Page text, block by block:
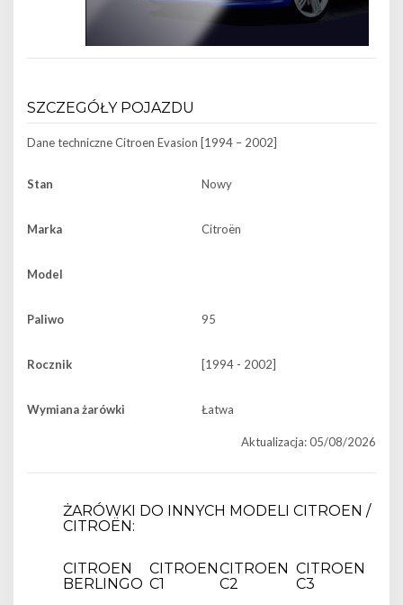
SZCZEGÓŁY POJAZDU
Dane techniczneCitroen Evasion [1994 – 2002]
Stan Nowy
Marka Citroën
Model
Paliwo 95
Rocznik [1994 - 2002]
Wymiana żarówki Łatwa
Aktualizacja: 05/08/2026
ŻARÓWKI DO INNYCH MODELI CITROEN /
CITROËN:
CITROEN
BERLINGO
CITROEN
C1
CITROEN
C2
CITROEN
C3